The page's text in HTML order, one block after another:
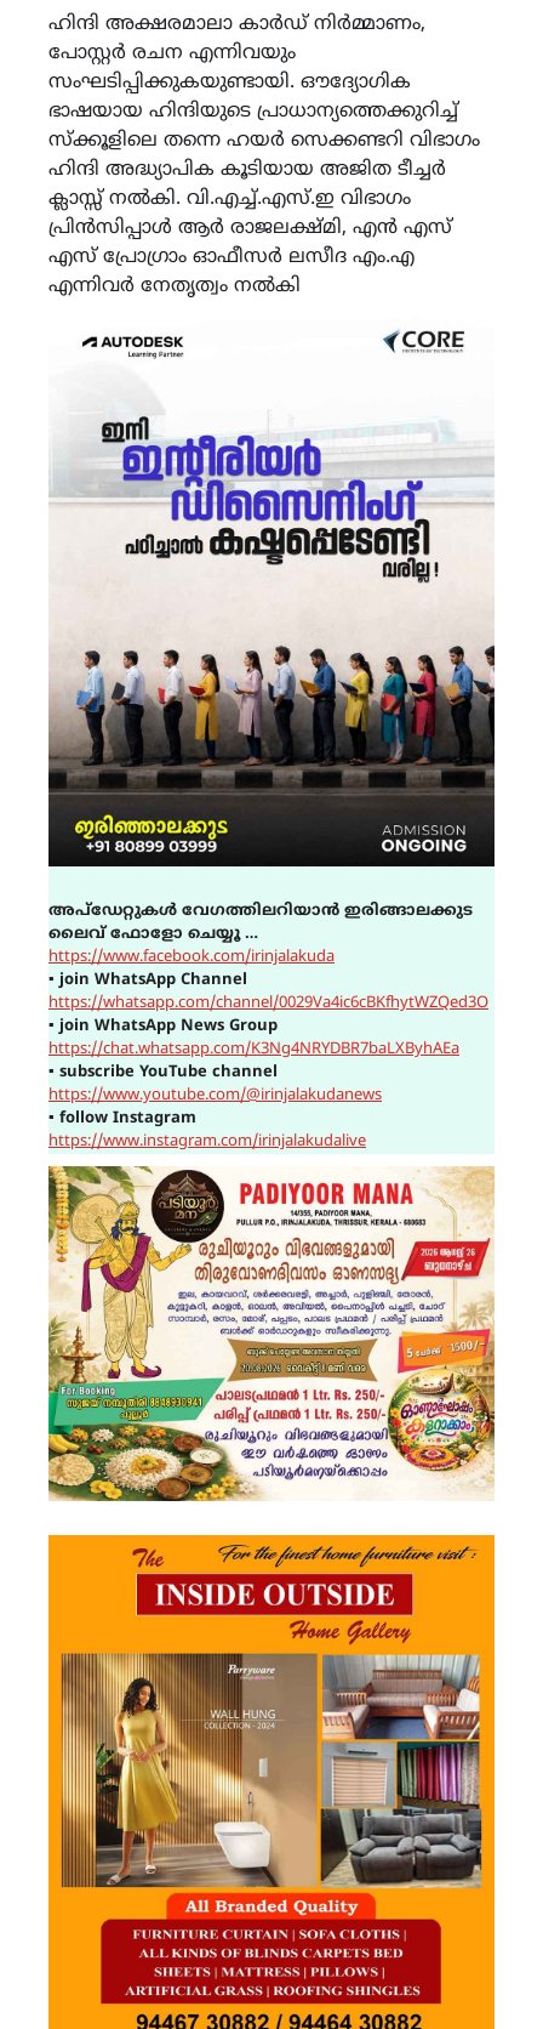
ഹിന്ദി അക്ഷരമാലാ കാർഡ് നിർമ്മാണം,
പോസ്റ്റർ രചന എന്നിവയും
സംഘടിപ്പിക്കുകയുണ്ടായി. ഔദ്യോഗിക
ഭാഷയായ ഹിന്ദിയുടെ പ്രാധാന്യത്തെക്കുറിച്ച്
സ്ക്കൂളിലെ തന്നെ ഹയർ സെക്കണ്ടറി വിഭാഗം
ഹിന്ദി അദ്ധ്യാപിക കൂടിയായ അജിത ടീച്ചർ
ക്ലാസ്സ് നൽകി. വി.എച്ച്.എസ്.ഇ വിഭാഗം
പ്രിൻസിപ്പാൾ ആർ രാജലക്ഷ്മി, എൻ എസ്
എസ് പ്രോഗ്രാം ഓഫീസർ ലസീദ എം.എ
എന്നിവർ നേതൃത്വം നൽകി
അപ്ഡേറ്റുകൾ വേഗത്തിലറിയാൻ ഇരിങ്ങാലക്കുട
ലൈവ് ഫോളോ ചെയ്യൂ …
https://www.facebook.com/irinjalakuda
▪ join WhatsApp Channel
https://whatsapp.com/channel/0029Va4ic6cBKfhytWZQed3O
▪ join WhatsApp News Group
https://chat.whatsapp.com/K3Ng4NRYDBR7baLXByhAEa
▪ subscribe YouTube channel
https://www.youtube.com/@irinjalakudanews
▪ follow Instagram
https://www.instagram.com/irinjalakudalive